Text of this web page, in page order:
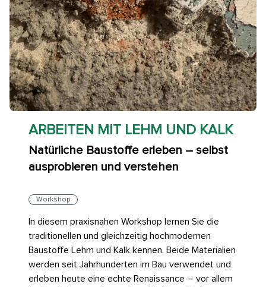
ARBEITEN MIT LEHM UND KALK
Natürliche Baustoffe erleben – selbst
ausprobieren und verstehen
Workshop
In diesem praxisnahen Workshop lernen Sie die
traditionellen und gleichzeitig hochmodernen
Baustoffe Lehm und Kalk kennen. Beide Materialien
werden seit Jahrhunderten im Bau verwendet und
erleben heute eine echte Renaissance – vor allem